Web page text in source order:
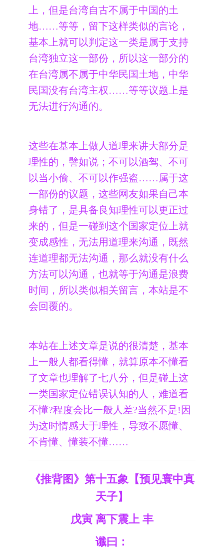
上，但是台湾自古不属于中国的土
地……等等，留下这样类似的言论，
基本上就可以判定这一类是属于支持
台湾独立这一部份，所以这一部分的
在台湾属不属于中华民国土地，中华
民国没有台湾主权……等等议题上是
无法进行沟通的。
这些在基本上做人道理来讲大部分是
理性的，譬如说；不可以酒驾、不可
以当小偷、不可以作强盗……属于这
一部份的议题，这些网友如果自己本
身错了，是具备良知理性可以更正过
来的，但是一碰到这个国家定位上就
变成感性，无法用道理来沟通，既然
连道理都无法沟通，那么就没有什么
方法可以沟通，也就等于沟通是浪费
时间，所以类似相关留言，本站是不
会回覆的。
本站在上述文章是说的很清楚，基本
上一般人都看得懂，就算原本不懂看
了文章也理解了七八分，但是碰上这
一类国家定位错误认知的人，难道看
不懂?程度会比一般人差?当然不是!因
为这时情感大于理性，导致不愿懂、
不肯懂、懂装不懂……
《推背图》第十五象【预见寰中真
天子】
戊寅 离下震上 丰
谶曰：